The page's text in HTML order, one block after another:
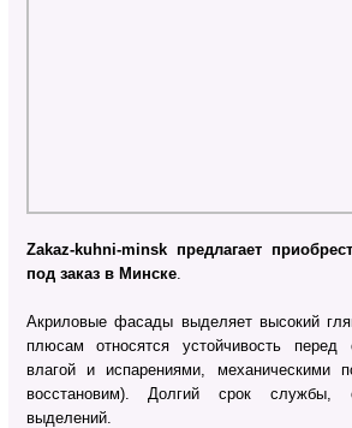
Zakaz-kuhni-minsk предлагает
под заказ в Минске.
Акриловые фасады выделяет высокий
плюсам относятся устойчивость перед
влагой и испарениями, механическими
восстановим). Долгий срок службы,
выделений.